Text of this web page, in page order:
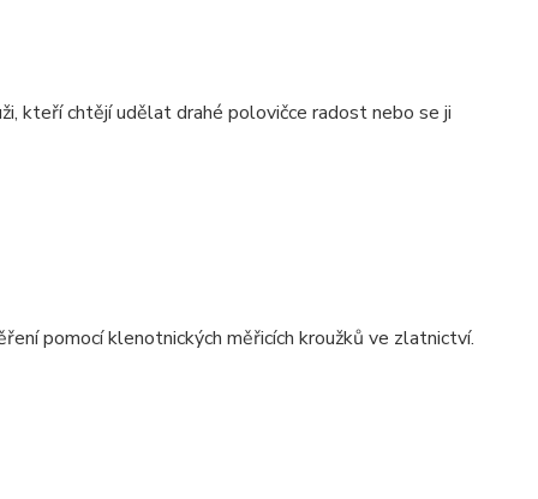
kteří chtějí udělat drahé polovičce radost nebo se ji
pomocí klenotnických měřicích kroužků ve zlatnictví.